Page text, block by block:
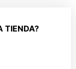
TIENDA?